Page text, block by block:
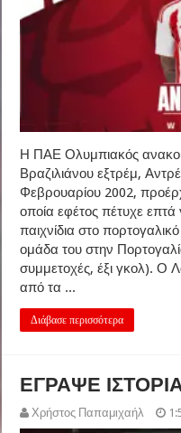
Η ΠΑΕ Ολυμπιακός
Βραζιλιάνου εξτρέμ,
Φεβρουαρίου 2002,
οποία εφέτος πέτυχε επτά
παιχνίδια στο
ομάδα του στην
συμμετοχές, έξι γκολ). Ο
από τα ...
Διάβασε περισσότερα
ΕΓΡΑΨΕ
Χρήστος Παπαμιχαήλ